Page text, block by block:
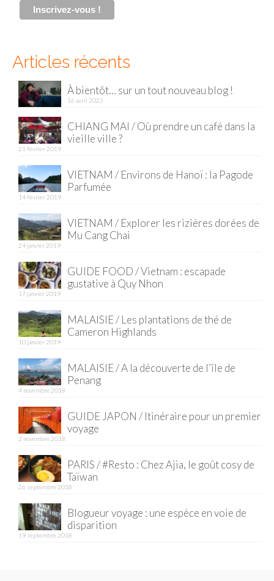
VIETNAM
– Hué & Hoi An
– Quy Nhon
BERLIN
Restos asiatiques
Marchés
CHIANG MAI
Cafés
HANOI
Cafés insolites
Cafés avec vue sur lac
LONDRES
Marchés
Cafés
PARIS
Restos chinois
Restos coréens
Restos japonais
Restos vietnamiens
Articles récents
À bientôt… sur un tout nouveau blog !
16 avril 2023
CHIANG MAI / Où prendre un café dans la
vieille ville ?
21 février 2019
VIETNAM / Environs de Hanoï : la Pagode
Parfumée
14 février 2019
VIETNAM / Explorer les rizières dorées de
Mu Cang Chai
24 janvier 2019
GUIDE FOOD / Vietnam : escapade
gustative à Quy Nhon
17 janvier 2019
MALAISIE / Les plantations de thé de
Cameron Highlands
10 janvier 2019
MALAISIE / A la découverte de l’île de
Penang
4 novembre 2018
GUIDE JAPON / Itinéraire pour un premier
voyage
2 novembre 2018
PARIS / #Resto : Chez Ajia, le goût cosy de
Taïwan
26 septembre 2018
Blogueur voyage : une espèce en voie de
disparition
19 septembre 2018